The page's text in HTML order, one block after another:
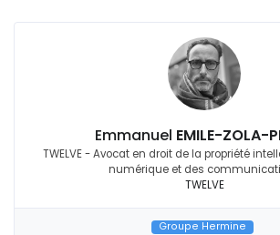
Emmanuel EMILE-ZOLA-
TWELVE - Avocat en droit de la propriété
numérique et des
TWELVE
Groupe Hermine